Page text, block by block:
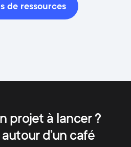
de ressources
projet à lancer ?
d’un café